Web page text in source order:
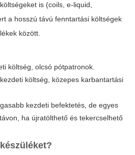
is (coils, e-liquid,
a hosszú távú fenntartási költségek
között.
költség, olcsó pótpatronok.
költség, közepes karbantartási
kezdeti befektetés, de egyes
ha újratölthető és tekercselhető
készüléket?